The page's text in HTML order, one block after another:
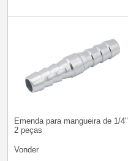
Emenda para mangueira de 1/4"
2 peças
Vonder